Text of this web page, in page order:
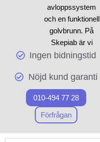
avloppssystem
och en funktionell
golvbrunn. På
Skepiab är vi
experter inom
g och vi erbjuder
högkvalitativa
produkter för ditt
projekt. När arbetet
inleds prioriterar vi
att använda
Ingen bidningstid
Nöjd kund garanti
010-494 77 28
Förfrågan